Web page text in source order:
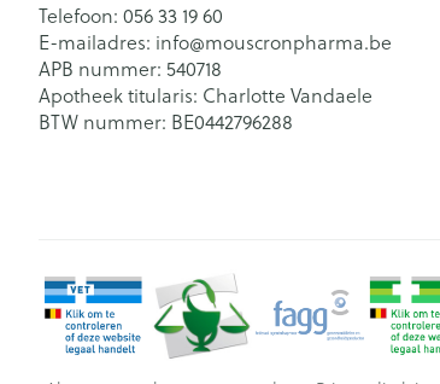
Telefoon: 056 33 19 60
E-mailadres: info@mouscronpharma.be
APB nummer: 540718
Apotheek titularis: Charlotte Vandaele
BTW nummer: BE0442796288